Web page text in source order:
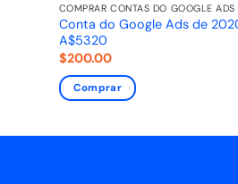
COMPRAR CONTAS DO GOOGLE ADS
Conta do Google Ads de
A$5320
$200.00
Comprar